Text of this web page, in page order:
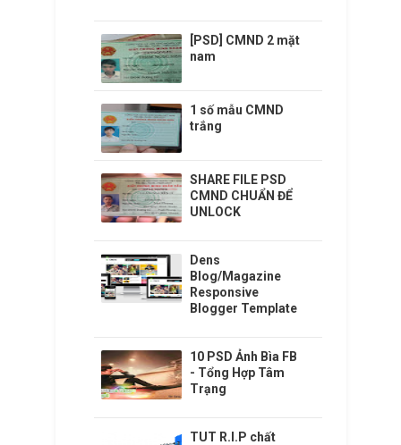
[PSD] CMND 2 mặt
nam
1 số mẫu CMND
trắng
SHARE FILE PSD
CMND CHUẨN ĐỂ
UNLOCK
Dens
Blog/Magazine
Responsive
Blogger Template
10 PSD Ảnh Bìa FB
- Tổng Hợp Tâm
Trạng
TUT R.I.P chất